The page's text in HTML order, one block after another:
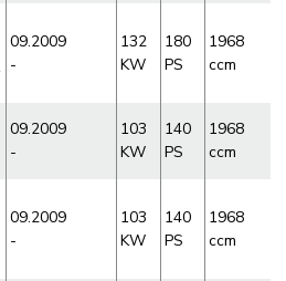
09.2009
-
132
KW
180
PS
1968
ccm
09.2009
-
103
KW
140
PS
1968
ccm
09.2009
-
103
KW
140
PS
1968
ccm